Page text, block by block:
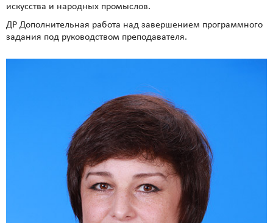
искусства и народных промыслов.
ДР Дополнительная работа над завершением программного
задания под руководством преподавателя.